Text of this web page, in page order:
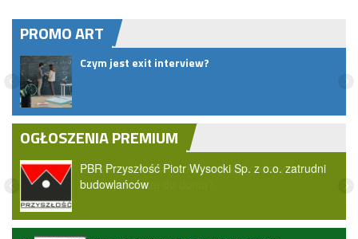
PROMO ART
Czym jest exit interview?
OGŁOSZENIA PREMIUM
PBR Przyszłość Piotr Wysocki Sp. z o.o. zatrudni
budowlańców